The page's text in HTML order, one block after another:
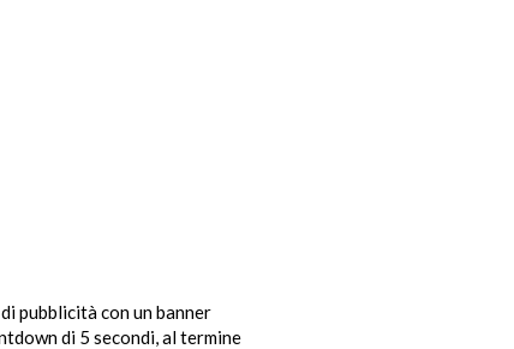
pubblicità con un banner
di 5 secondi, al termine